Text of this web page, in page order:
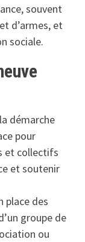
souvent
d’armes, et
sociale.
démarche
pour
et collectifs
et soutenir
place des
groupe de
ou